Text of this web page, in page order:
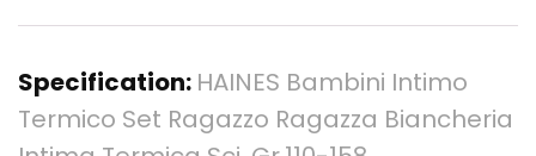
Specification: HAINES Bambini Intimo
Termico Set Ragazzo Ragazza Biancheria